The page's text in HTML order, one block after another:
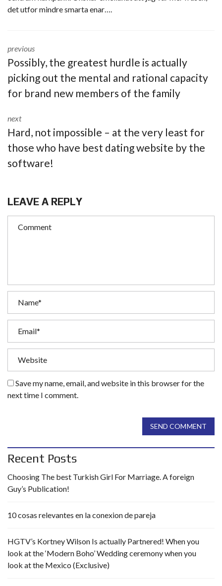
det utfor mindre smarta enar….
previous
Possibly, the greatest hurdle is actually
picking out the mental and rational capacity
for brand new members of the family
next
Hard, not impossible – at the very least for
those who have best dating website by the
software!
LEAVE A REPLY
Save my name, email, and website in this browser for the
next time I comment.
SEND COMMENT
Recent Posts
Choosing The best Turkish Girl For Marriage. A foreign
Guy’s Publication!
10 cosas relevantes en la conexion de pareja
HGTV’s Kortney Wilson Is actually Partnered! When you
look at the ‘Modern Boho’ Wedding ceremony when you
look at the Mexico (Exclusive)